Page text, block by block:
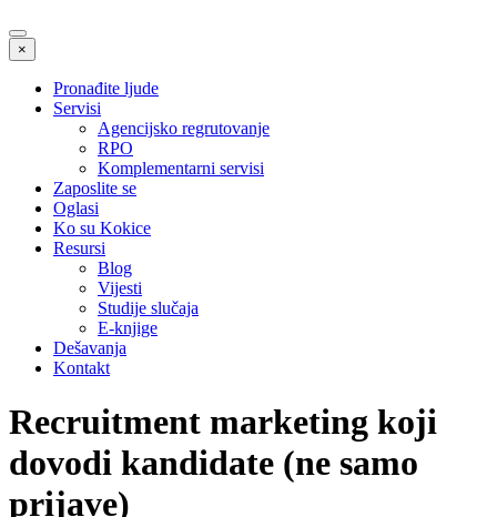
×
Pronađite ljude
Servisi
Agencijsko regrutovanje
RPO
Komplementarni servisi
Zaposlite se
Oglasi
Ko su Kokice
Resursi
Blog
Vijesti
Studije slučaja
E-knjige
Dešavanja
Kontakt
Recruitment marketing koji
dovodi kandidate (ne samo
prijave)